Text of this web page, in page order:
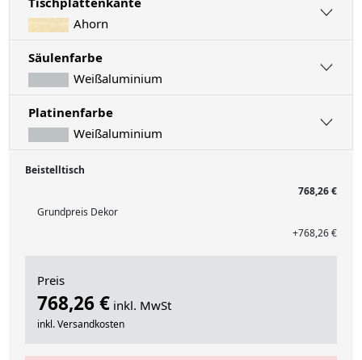
Ahorn
Säulenfarbe
Weißaluminium
Platinenfarbe
Weißaluminium
Beistelltisch
768,26 €
Grundpreis Dekor
+768,26 €
Preis
768,26 € inkl. MwSt
inkl. Versandkosten